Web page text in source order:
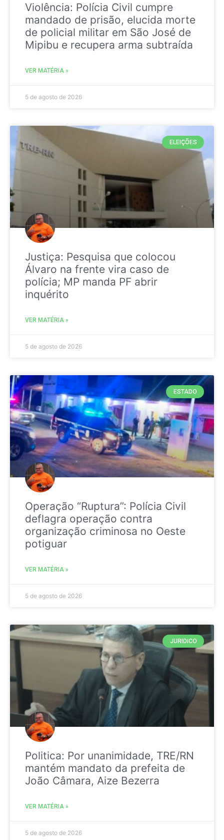
Violência: Polícia Civil cumpre
mandado de prisão, elucida morte
de policial militar em São José de
Mipibu e recupera arma subtraída
VER MATÉRIA »
5 de agosto de 2026
ELEIÇÕES
Justiça: Pesquisa que colocou
Álvaro na frente vira caso de
polícia; MP manda PF abrir
inquérito
VER MATÉRIA »
5 de agosto de 2026
ESTADO
Operação “Ruptura”: Polícia Civil
deflagra operação contra
organização criminosa no Oeste
potiguar
VER MATÉRIA »
5 de agosto de 2026
JURIDICO
Politica: Por unanimidade, TRE/RN
mantém mandato da prefeita de
João Câmara, Aize Bezerra
VER MATÉRIA »
5 de agosto de 2026